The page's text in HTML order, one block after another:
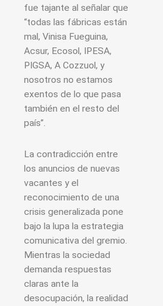
fue tajante al señalar que
“todas las fábricas están
mal, Vinisa Fueguina,
Acsur, Ecosol, IPESA,
PIGSA, A Cozzuol, y
nosotros no estamos
exentos de lo que pasa
también en el resto del
país”.
La contradicción entre
los anuncios de nuevas
vacantes y el
reconocimiento de una
crisis generalizada pone
bajo la lupa la estrategia
comunicativa del gremio.
Mientras la sociedad
demanda respuestas
claras ante la
desocupación, la realidad